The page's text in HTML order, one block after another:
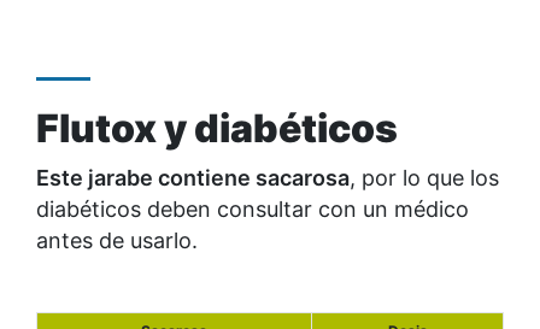
Flutox y diabéticos
Este jarabe contiene sacarosa, por lo que los
diabéticos deben consultar con un médico
antes de usarlo.